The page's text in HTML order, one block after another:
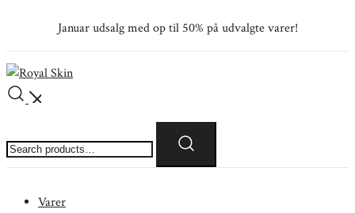
Januar udsalg med op til 50% på udvalgte varer!
Royal Skin
Skind- og pelsforretning
for:
Varer